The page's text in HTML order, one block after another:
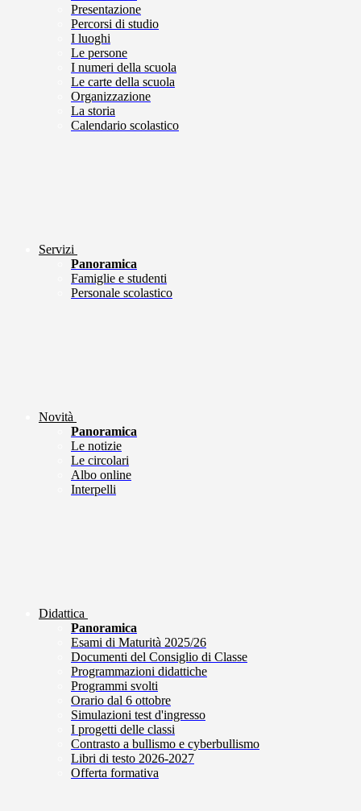
Presentazione
Percorsi di studio
I luoghi
Le persone
I numeri della scuola
Le carte della scuola
Organizzazione
La storia
Calendario scolastico
Servizi
Panoramica
Famiglie e studenti
Personale scolastico
Novità
Panoramica
Le notizie
Le circolari
Albo online
Interpelli
Didattica
Panoramica
Esami di Maturità 2025/26
Documenti del Consiglio di Classe
Programmazioni didattiche
Programmi svolti
Orario dal 6 ottobre
Simulazioni test d'ingresso
I progetti delle classi
Contrasto a bullismo e cyberbullismo
Libri di testo 2026-2027
Offerta formativa